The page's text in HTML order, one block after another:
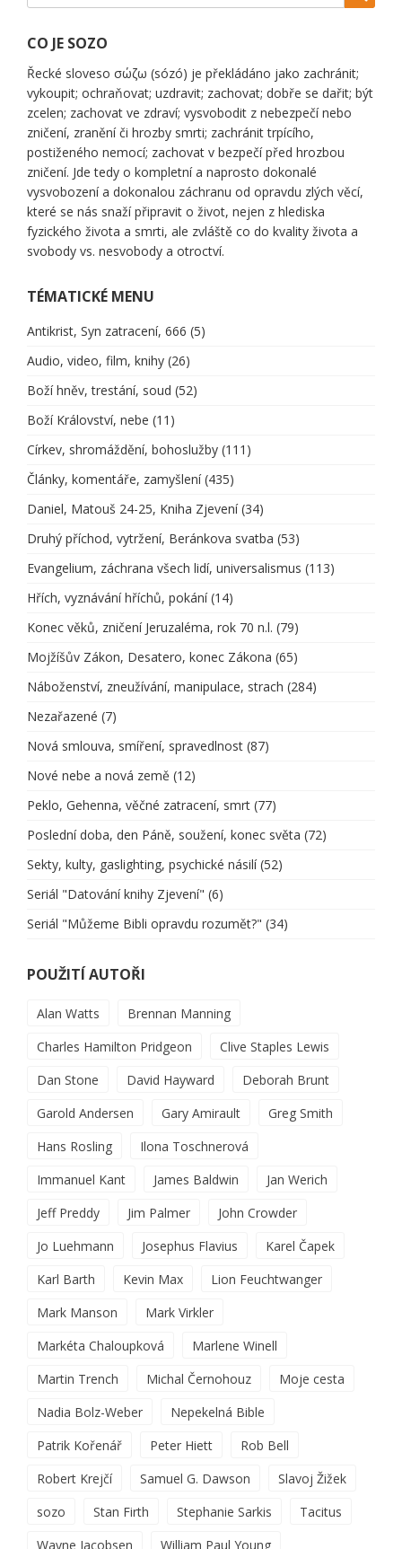
CO JE SOZO
Řecké sloveso σώζω (sózó) je překládáno jako zachránit;
vykoupit; ochraňovat; uzdravit; zachovat; dobře se dařit; být
zcelen; zachovat ve zdraví; vysvobodit z nebezpečí nebo
zničení, zranění či hrozby smrti; zachránit trpícího,
postiženého nemocí; zachovat v bezpečí před hrozbou
zničení. Jde tedy o kompletní a naprosto dokonalé
vysvobození a dokonalou záchranu od opravdu zlých věcí,
které se nás snaží připravit o život, nejen z hlediska
fyzického života a smrti, ale zvláště co do kvality života a
svobody vs. nesvobody a otroctví.
TÉMATICKÉ MENU
Antikrist, Syn zatracení, 666 (5)
Audio, video, film, knihy (26)
Boží hněv, trestání, soud (52)
Boží Království, nebe (11)
Církev, shromáždění, bohoslužby (111)
Články, komentáře, zamyšlení(435)
Daniel, Matouš 24-25, Kniha Zjevení(34)
Druhý příchod, vytržení, Beránkova svatba (53)
Evangelium, záchrana všech lidí, universalismus (113)
Hřích, vyznávání hříchů, pokání(14)
Konec věků, zničení Jeruzaléma, rok 70 n.l. (79)
Mojžíšův Zákon, Desatero, konec Zákona (65)
Náboženství, zneužívání, manipulace, strach (284)
Nezařazené (7)
Nová smlouva, smíření, spravedlnost (87)
Nové nebe a nová země (12)
Peklo, Gehenna, věčné zatracení, smrt (77)
Poslední doba, den Páně, soužení, konec světa (72)
Sekty, kulty, gaslighting, psychické násilí(52)
Seriál "Datování knihy Zjevení" (6)
Seriál "Můžeme Bibli opravdu rozumět?" (34)
POUŽITÍ AUTOŘI
Alan Watts
Brennan Manning
Charles Hamilton Pridgeon
Clive Staples Lewis
Dan Stone
David Hayward
Deborah Brunt
Garold Andersen
Gary Amirault
Greg Smith
Hans Rosling
Ilona Toschnerová
Immanuel Kant
James Baldwin
Jan Werich
Jeff Preddy
Jim Palmer
John Crowder
Jo Luehmann
Josephus Flavius
Karel Čapek
Karl Barth
Kevin Max
Lion Feuchtwanger
Mark Manson
Mark Virkler
Markéta Chaloupková
Marlene Winell
Martin Trench
Michal Černohouz
Moje cesta
Nadia Bolz-Weber
Nepekelná Bible
Patrik Kořenář
Peter Hiett
Rob Bell
Robert Krejčí
Samuel G. Dawson
Slavoj Žižek
sozo
Stan Firth Stephanie Sarkis
Tacitus
Wayne Jacobsen
William Paul Young